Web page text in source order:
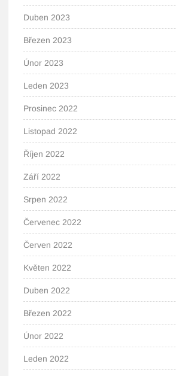
Duben 2023
Březen 2023
Únor 2023
Leden 2023
Prosinec 2022
Listopad 2022
Říjen 2022
Září 2022
Srpen 2022
Červenec 2022
Červen 2022
Květen 2022
Duben 2022
Březen 2022
Únor 2022
Leden 2022